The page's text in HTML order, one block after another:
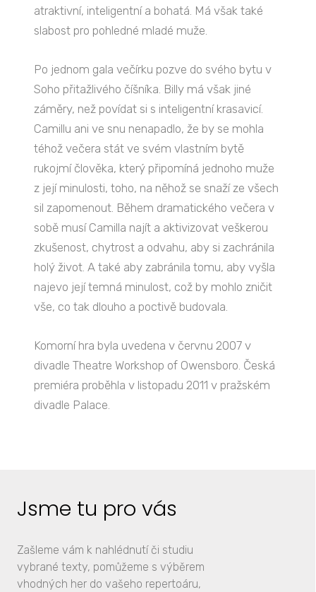
atraktivní, inteligentní a bohatá. Má však také
slabost pro pohledné mladé muže.
Po jednom gala večírku pozve do svého bytu v
Soho přitažlivého číšníka. Billy má však jiné
záměry, než povídat si s inteligentní krasavicí.
Camillu ani ve snu nenapadlo, že by se mohla
téhož večera stát ve svém vlastním bytě
rukojmí člověka, který připomíná jednoho muže
z její minulosti, toho, na něhož se snaží ze všech
sil zapomenout. Během dramatického večera v
sobě musí Camilla najít a aktivizovat veškerou
zkušenost, chytrost a odvahu, aby si zachránila
holý život. A také aby zabránila tomu, aby vyšla
najevo její temná minulost, což by mohlo zničit
vše, co tak dlouho a poctivě budovala.
Komorní hra byla uvedena v červnu 2007 v
divadle Theatre Workshop of Owensboro. Česká
premiéra proběhla v listopadu 2011 v pražském
divadle Palace.
Jsme tu pro vás
Zašleme vám k nahlédnutí či studiu
vybrané texty, pomůžeme s výběrem
vhodných her do vašeho repertoáru,